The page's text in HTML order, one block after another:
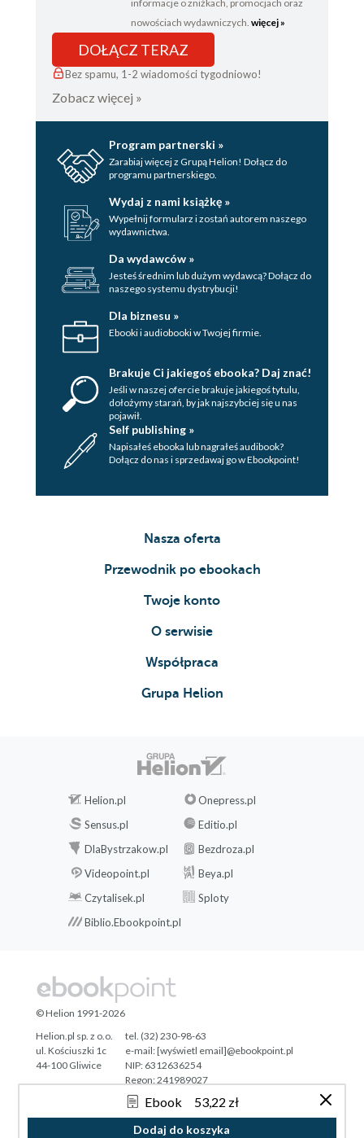
Ebook 53,22 zł
Dodaj do koszyka
informacje o zniżkach, promocjach oraz
nowościach wydawniczych. więcej »
DOŁĄCZ TERAZ
Bez spamu, 1-2 wiadomości tygodniowo!
Zobacz więcej »
Program partnerski »
Zarabiaj więcej z Grupą Helion! Dołącz do
programu partnerskiego.
Wydaj z nami książkę »
Wypełnij formularz i zostań autorem naszego
wydawnictwa.
Da wydawców »
Jesteś średnim lub dużym wydawcą? Dołącz do
naszego systemu dystrybucji!
Dla biznesu »
Ebooki i audiobooki w Twojej firmie.
Brakuje Ci jakiegoś ebooka? Daj znać!
Jeśli w naszej ofercie brakuje jakiegoś tytulu,
dołożymy starań, by jak najszybciej się u nas
pojawił.
Self publishing »
Napisałeś ebooka lub nagrałeś audibook?
Dołącz do nas i sprzedawaj go w Ebookpoint!
Nasza oferta
Przewodnik po ebookach
Twoje konto
O serwisie
Współpraca
Grupa Helion
Helion.pl
Onepress.pl
Sensus.pl
Editio.pl
DlaBystrzakow.pl
Bezdroza.pl
Videopoint.pl
Beya.pl
Czytalisek.pl
Sploty
Biblio.Ebookpoint.pl
Tonik.pl
© Helion 1991-2026
Helion.pl sp. z o.o.
ul. Kościuszki 1c
44-100 Gliwice
tel. (32) 230-98-63
e-mail:[wyświetl email]@ebookpoint.pl
NIP: 6312636254
Regon: 241989027